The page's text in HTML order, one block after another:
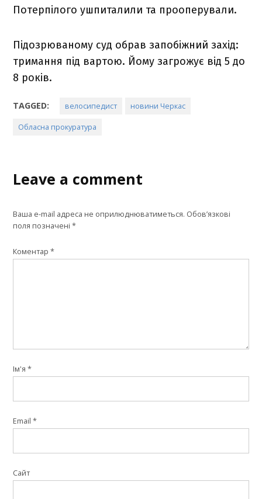
Потерпілого ушпиталили та прооперували.
Підозрюваному суд обрав запобіжний захід:
тримання під вартою. Йому загрожує від 5 до
8 років.
TAGGED: велосипедист новини Черкас
Обласна прокуратура
Leave a comment
Ваша e-mail адреса не оприлюднюватиметься. Обов’язкові
поля позначені*
Коментар*
Ім'я*
Email*
Сайт